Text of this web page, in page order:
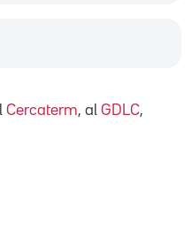
Cercaterm, al GDLC,